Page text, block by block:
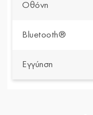
Οθόνη
Bluetooth®
Εγγύηση